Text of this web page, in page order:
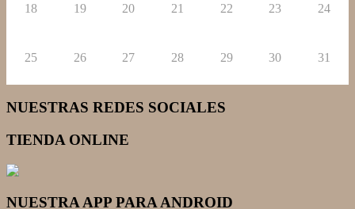
18 19 20 21 22 23 24
25 26 27 28 29 30 31
NUESTRAS REDES SOCIALES
TIENDA ONLINE
NUESTRA APP PARA ANDROID